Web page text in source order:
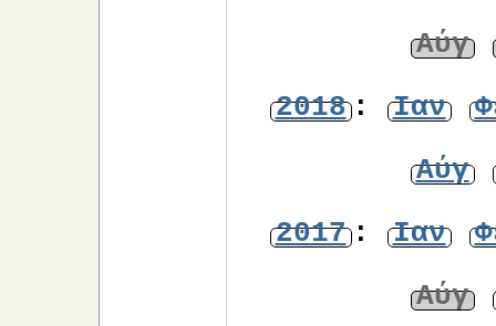
Αύγ
2018: Ιαν
Αύγ
2017: Ιαν
Αύγ